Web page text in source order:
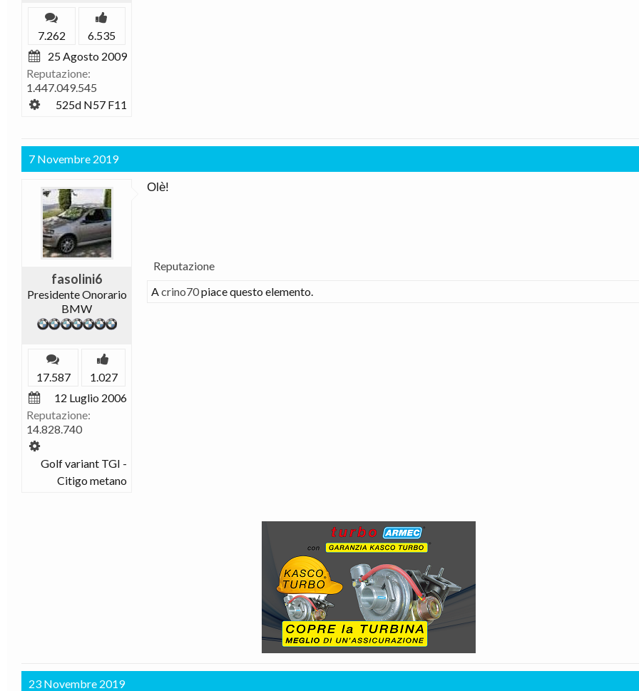
7.262
6.535
25 Agosto 2009
Reputazione:
1.447.049.545
525d N57 F11
7 Novembre 2019
fasolini6
Presidente Onorario
BMW
17.587
1.027
12 Luglio 2006
Reputazione:
14.828.740
Golf variant TGI -
Citigo metano
Olè!
Reputazione
Acrino70piace questo elemento.
23 Novembre 2019